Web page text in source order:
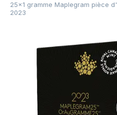
25x1 gramme Maplegram pièce
2023